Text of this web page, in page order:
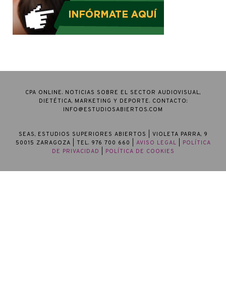
CPA ONLINE. NOTICIAS SOBRE EL SECTOR AUDIOVISUAL,
DIETÉTICA, MARKETING Y DEPORTE. CONTACTO:
INFO@ESTUDIOSABIERTOS.COM
SEAS, ESTUDIOS SUPERIORES ABIERTOS
| VIOLETA PARRA, 9
50015 ZARAGOZA | TEL. 976 700 660 | AVISO LEGAL
POLÍTICA
DE PRIVACIDAD
POLÍTICA DE COOKIES